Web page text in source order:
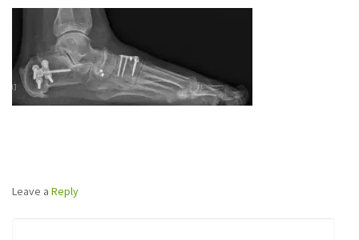
Leave a Reply